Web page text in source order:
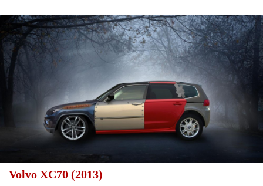
Volvo XC70 (2013)